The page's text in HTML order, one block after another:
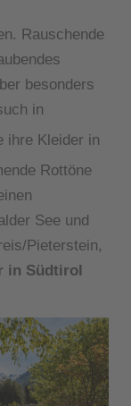
Rauschende
besonders
in
ihre Kleider in
Rottöne
See und
Pieterstein,
in Südtirol